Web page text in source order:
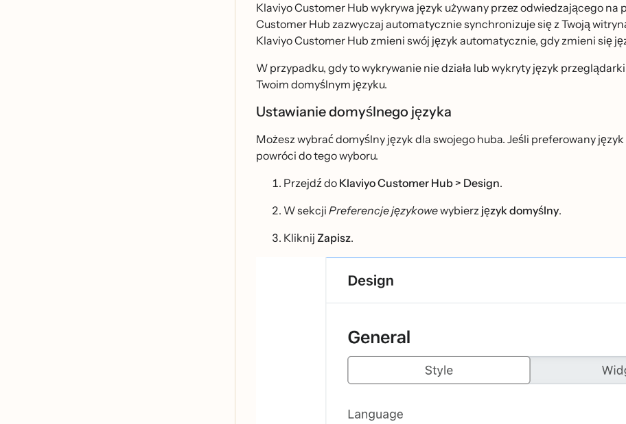
Klaviyo Customer Hub wykrywa język używany przez odwiedzającego
Customer Hub zazwyczaj automatycznie synchronizuje się z Twoją
Klaviyo Customer Hub zmieni swój język automatycznie, gdy zmieni się
W przypadku, gdy to wykrywanie nie działa lub wykryty język
Twoim domyślnym języku.
Ustawianie domyślnego języka
Możesz wybrać domyślny język dla swojego huba. Jeśli preferowany
powróci do tego wyboru.
Przejdź do Klaviyo Customer Hub > Design.
W sekcji Preferencje językowewybierz język domyślny.
Kliknij Zapisz.